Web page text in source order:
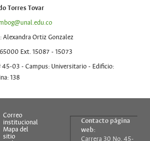
Torres Tovar
Alexandra Ortiz Gonzalez
Ext. 15087 - 15073
45-03 - Campus: Universitario - Edificio:
138
Correo
institucional
Mapa del
sitio
Contacto página
web:
Carrera 30 No. 45-